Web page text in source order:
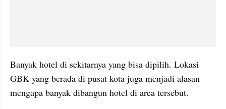
Banyak hotel di sekitarnya yang bisa dipilih. Lokasi
GBK yang berada di pusat kota juga menjadi alasan
mengapa banyak dibangun hotel di area tersebut.